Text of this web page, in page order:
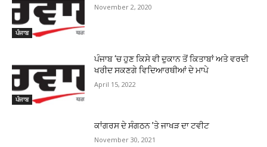
ਪੰਜਾਬ
November 2, 2020
ਪੰਜਾਬ
ਪੰਜਾਬ ‘ਚ ਹੁਣ ਕਿਸੇ ਵੀ ਦੁਕਾਨ ਤੋਂ ਕਿਤਾਬਾਂ ਅਤੇ ਵਰਦੀ
ਖਰੀਦ ਸਕਣਗੇ ਵਿਦਿਆਰਥੀਆਂ ਦੇ ਮਾਪੇ
April 15, 2022
ਕਾਂਗਰਸ ਦੇ ਸੰਗਠਨ ’ਤੇ ਜਾਖੜ ਦਾ ਟਵੀਟ
November 30, 2021